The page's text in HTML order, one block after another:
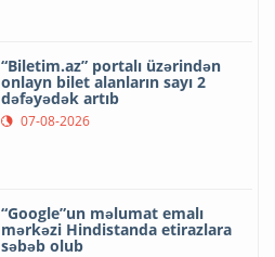
“Biletim.az” portalı üzərindən
onlayn bilet alanların sayı 2
dəfəyədək artıb
07-08-2026
“Google”un məlumat emalı
mərkəzi Hindistanda etirazlara
səbəb olub